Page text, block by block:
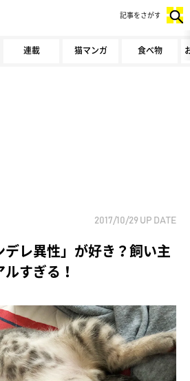
連載 猫マンガ 食べ物
記事をさがす
2017/10/29 UP DATE
レ異性」が好き？飼い主
すぎる！